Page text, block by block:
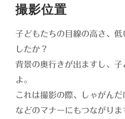
撮影位置
子どもたちの目線の高さ、
したか？
背景の奥行きが出ますし、
よ。
これは撮影の際、しゃがん
などのマナーにもつながりま